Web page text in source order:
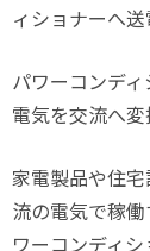
ィショナーへ送
パワーコンデ
電気を交流へ変
家電製品や住
流の電気で稼
ワーコンディ